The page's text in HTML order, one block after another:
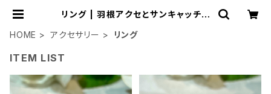
リング | 羽根アクセとサンキャッチャ
HOME
アクセサリー リング
ITEM LIST